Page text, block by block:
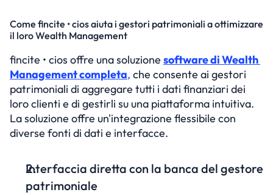
Come fincite • cios aiuta i gestori patrimoniali a ottimizzare
il loro Wealth Management
fincite • cios offre una soluzione software di Wealth
Management completa, che consente ai gestori
patrimoniali di aggregare tutti i dati finanziari dei
loro clienti e di gestirli su una piattaforma intuitiva.
La soluzione offre un'integrazione flessibile con
diverse fonti di dati e interfacce.
Interfaccia diretta con la banca del gestore
patrimoniale